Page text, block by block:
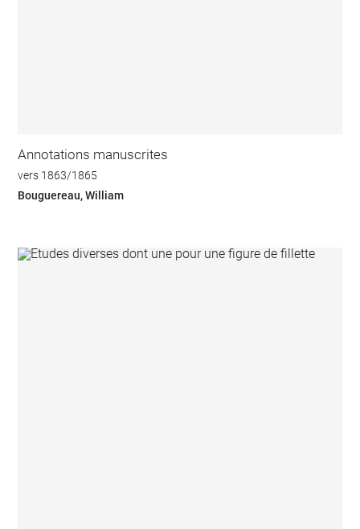
Annotations manuscrites
vers 1863/1865
Bouguereau, William